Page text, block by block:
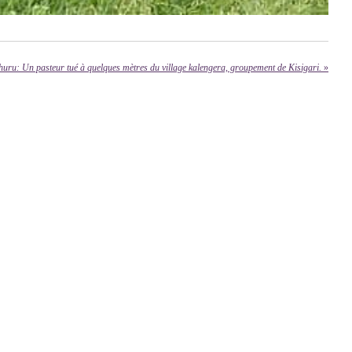
Un pasteur tué à quelques mètres du village kalengera, groupement de Kisigari. »